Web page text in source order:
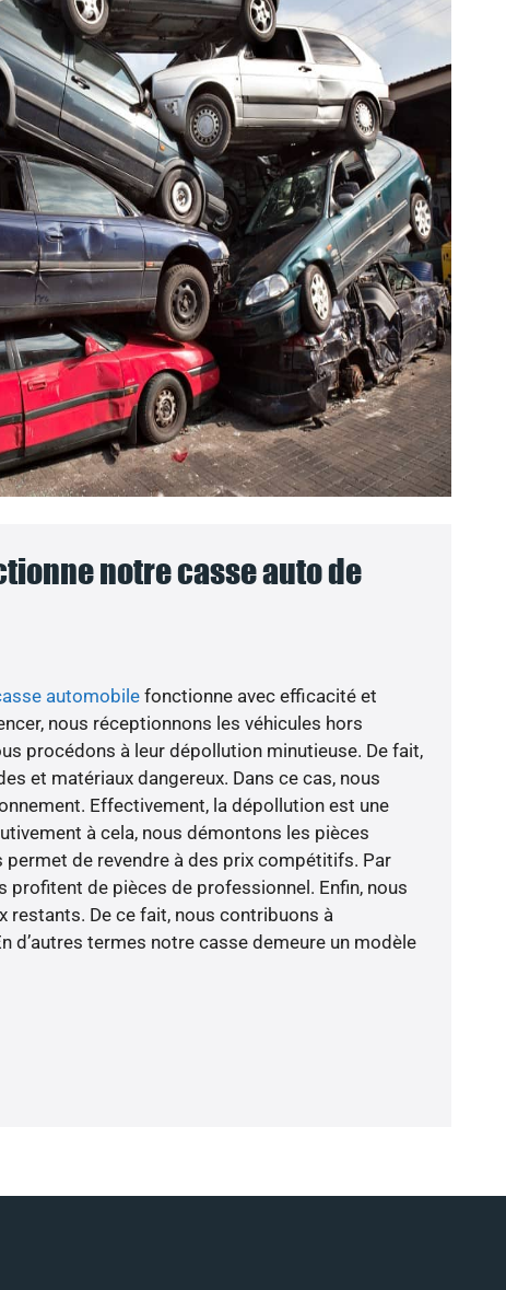
notre casse auto de
automobile fonctionne avec efficacité et
nous réceptionnons les véhicules hors
procédons à leur dépollution minutieuse. De fait,
et matériaux dangereux. Dans ce cas, nous
Effectivement, la dépollution est une
à cela, nous démontons les pièces
permet de revendre à des prix compétitifs. Par
profitent de pièces de professionnel. Enfin, nous
restants. De ce fait, nous contribuons à
d’autres termes notre casse demeure un modèle